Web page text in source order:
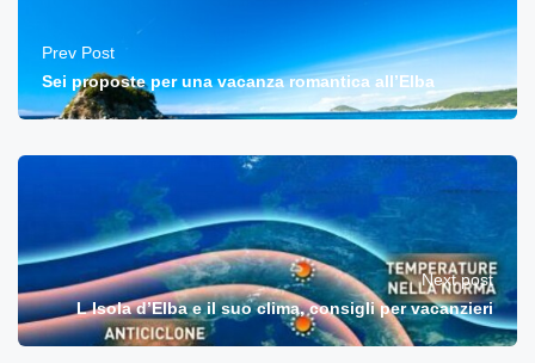
Prev Post
Sei proposte per una vacanza romantica all’Elba
Next post
L Isola d’Elba e il suo clima, consigli per vacanzieri